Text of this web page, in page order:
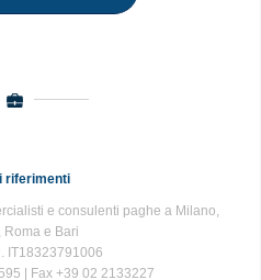
riferimenti
e consulenti paghe a Milano,
Roma e Bari
IT18323791006
| Fax +39 02 2133227